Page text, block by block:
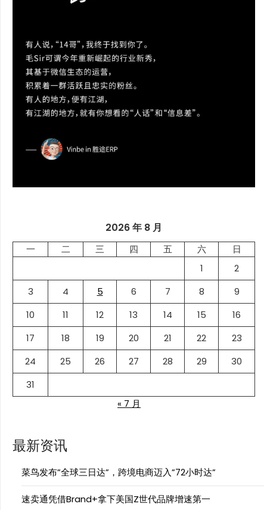
2026 年 8 月
一 二 三 四 五 六
日
1
2
3
4 5 6 7 8
9
10
11 12 13 14 15
16
17
18 19 20 21 22
23
24
25 26 27 28 29
30
31
« 7 月
最新资讯
菜鸟发布”全球三日达”，跨境电商迈入”72小时达”
速卖通凭借Brand+拿下美国Z世代品牌增速第一